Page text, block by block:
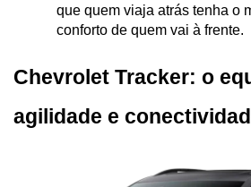
que quem viaja atrás tenha o
conforto de quem vai à frente.
Chevrolet Tracker: o
agilidade e